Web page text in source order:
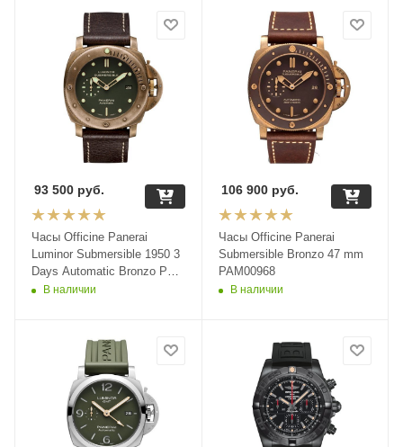
Часы Officine Panerai
Luminor Submersible 1950 3
Days Automatic Bronzo PAM
382В наличии
93 500 руб.
Часы Officine Panerai
Submersible Bronzo 47 mm
PAM00968
В наличии
106 900руб.